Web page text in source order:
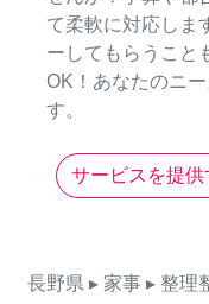
て柔軟に対応しま
ーしてもらうこと
OK！あなたのニ
す。
サービスを提供
長野県 ▸ 家事 ▸ 整理